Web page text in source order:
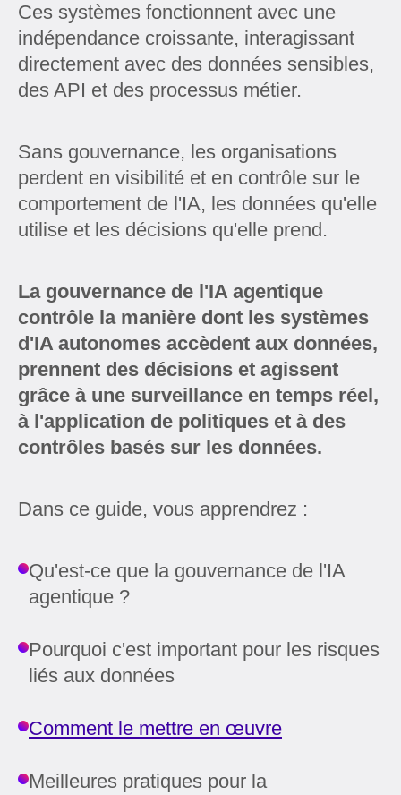
Ces systèmes fonctionnent avec une
indépendance croissante, interagissant
directement avec des données sensibles,
des API et des processus métier.
Sans gouvernance, les organisations
perdent en visibilité et en contrôle sur le
comportement de l'IA, les données qu'elle
utilise et les décisions qu'elle prend.
La gouvernance de l'IA agentique
contrôle la manière dont les systèmes
d'IA autonomes accèdent aux données,
prennent des décisions et agissent
grâce à une surveillance en temps réel,
à l'application de politiques et à des
contrôles basés sur les données.
Dans ce guide, vous apprendrez :
Qu'est-ce que la gouvernance de l'IA
agentique ?
Pourquoi c'est important pour les risques
liés aux données
Comment le mettre en œuvre
Meilleures pratiques pour la